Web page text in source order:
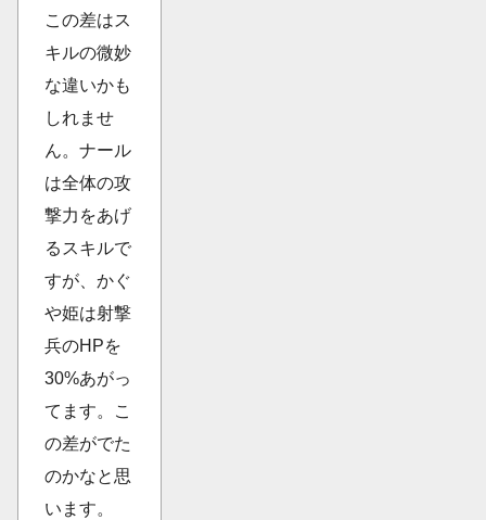
この差はス
キルの微妙
な違いかも
しれませ
ん。ナール
は全体の攻
撃力をあげ
るスキルで
すが、かぐ
や姫は射撃
兵のHPを
30%あがっ
てます。こ
の差がでた
のかなと思
います。